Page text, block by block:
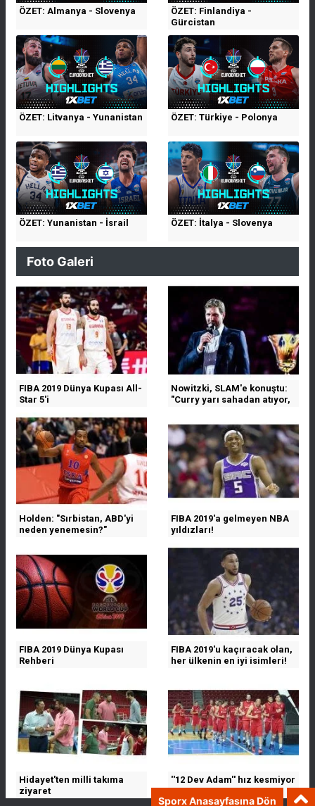
ÖZET: Almanya - Slovenya
ÖZET: Finlandiya -
Gürcistan
ÖZET: Litvanya - Yunanistan ÖZET: Türkiye - Polonya
ÖZET: Yunanistan - İsrail ÖZET: İtalya - Slovenya
Foto Galeri
FIBA 2019 Dünya Kupası All-
Star 5'i
Nowitzki, SLAM'e konuştu:
"Curry yarı sahadan atıyor,
Holden: "Sırbistan, ABD'yi
neden yenemesin?"
FIBA 2019'a gelmeyen NBA
yıldızları!
FIBA 2019 Dünya Kupası
Rehberi
FIBA 2019'u kaçıracak olan,
her ülkenin en iyi isimleri!
Hidayet'ten milli takıma
ziyaret
''12 Dev Adam'' hız kesmiyor
Sporx Anasayfasına Dön